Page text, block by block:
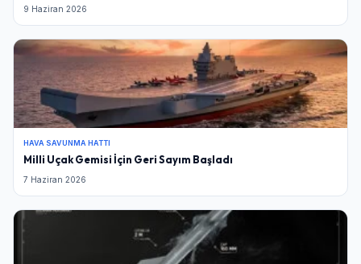
9 Haziran 2026
HAVA SAVUNMA HATTI
Milli Uçak Gemisi İçin Geri Sayım Başladı
7 Haziran 2026